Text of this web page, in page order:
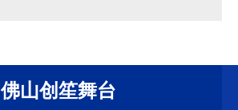
佛山创笙舞台